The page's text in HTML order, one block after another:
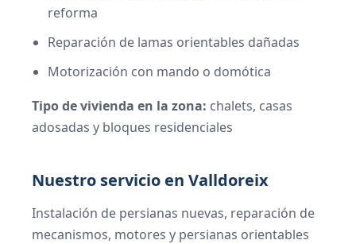
reforma
Reparación de lamas orientables dañadas
Motorización con mando o domótica
Tipo de vivienda en la zona: chalets, casas
adosadas y bloques residenciales
Nuestro servicio en Valldoreix
Instalación de persianas nuevas, reparación de
mecanismos, motores y persianas orientables